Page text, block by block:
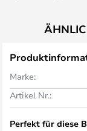
Marke:
Artikel Nr.:
Perfekt für diese